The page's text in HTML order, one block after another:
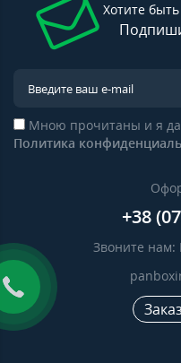
Хотите
Мною прочитаны и я
Политика
+38